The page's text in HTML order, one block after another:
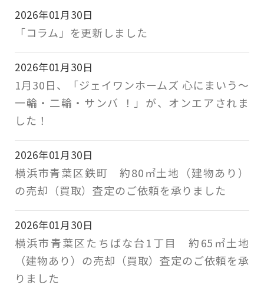
2026年01月30日
「コラム」を更新しました
2026年01月30日
1月30日、「ジェイワンホームズ 心にまいう～
一輪・二輪・サンバ ！」が、オンエアされま
した！
2026年01月30日
横浜市青葉区鉄町 約80㎡土地（建物あり）
の売却（買取）査定のご依頼を承りました
2026年01月30日
横浜市青葉区たちばな台1丁目 約65㎡土地
（建物あり）の売却（買取）査定のご依頼を承
りました